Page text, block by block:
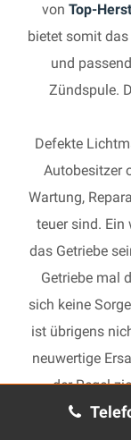
von Top-
bietet somit das
und
Zündspule.
Defekte
Autobesitzer
Wartung,
teuer sind. Ein
das Getriebe
Getriebe mal
sich keine
ist übrigens
neuwertige
der Regel
Ersatzteilen